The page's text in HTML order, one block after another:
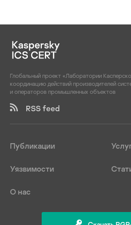
Глобальный проект «Лаборатории
координацию действий производителей
и операторов промышленных объектов
RSS feed
Публикации
Уязвимости
О нас